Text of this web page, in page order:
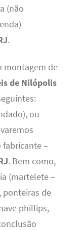
(não
.
montagem de
de Nilópolis
ou
–
. Bem como,
(martelete –
ponteiras de
phillips,